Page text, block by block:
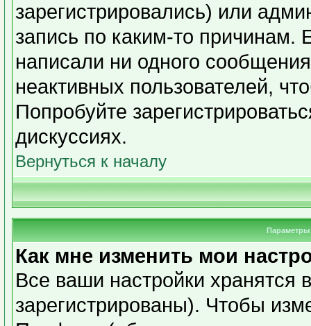
зарегистрировались) или
запись по каким-то причинам.
написали ни одного
неактивных пользователей,
Попробуйте
дискуссиях.
Вернуться к началу
Параметры
Как мне изменить мои
Все ваши настройки хранятся
зарегистрированы). Чтобы